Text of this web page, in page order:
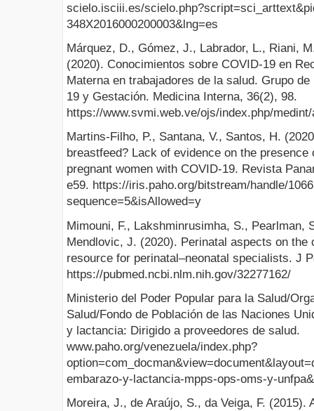
scielo.isciii.es/
348X2016000200003&lng=es
Márquez, D., Gómez, J., Labrador, L., Riani,
(2020). Conocimientos sobre COVID-19 en
Materna en trabajadores de la salud. Grupo
19 y Gestación. Medicina Interna, 36(2), 98.
https://www.svmi.web.ve/ojs/index.php/
Martins-Filho, P., Santana, V., Santos, H.
breastfeed? Lack of evidence on the
pregnant women with COVID-19. Revista
e59. https://iris.paho.org/bitstream/handle/
sequence=5&isAllowed=y
Mimouni, F., Lakshminrusimha, S., Pearlman,
Mendlovic, J. (2020). Perinatal aspects on
resource for perinatal–neonatal specialists. J
https://pubmed.ncbi.nlm.nih.gov/32277162/
Ministerio del Poder Popular para la Salud/
Salud/Fondo de Población de las Naciones
y lactancia: Dirigido a proveedores de salud.
www.paho.org/venezuela/index.php?
embarazo-y-lactancia-mpps-ops-oms-y-
Moreira, J., de Araújo, S., da Veiga, F. (2015).